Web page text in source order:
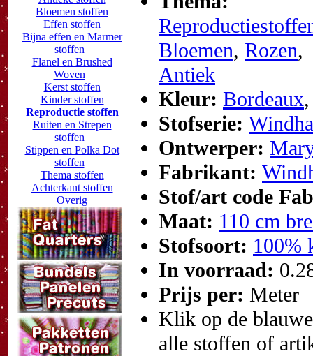
Bloemen stoffen
Effen stoffen
Bijna effen en Marmer
stoffen
Flanel en Brushed
Woven
Kerst stoffen
Kinder stoffen
Reproductie stoffen
Ruiten en Strepen
stoffen
Stippen en Polka Dot
stoffen
Thema stoffen
Achterkant stoffen
Overig
Bloemen, Rozen,
Antiek
Kleur: Bordeaux
Stofserie:
Ontwerper:
Fabrikant:
Stof/art code
Maat: 110 cm
Stofsoort: 100%
In voorraad:
Prijs per: Meter
Klik op de
alle stoffen of